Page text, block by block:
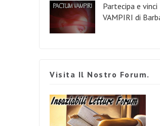
Partecipa e vinci
VAMPIRI di
Visita Il Nostro Forum.